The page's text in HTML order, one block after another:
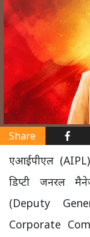
Share
एआईपीएल
डिप्टी जनरल
(Deputy
Corporate